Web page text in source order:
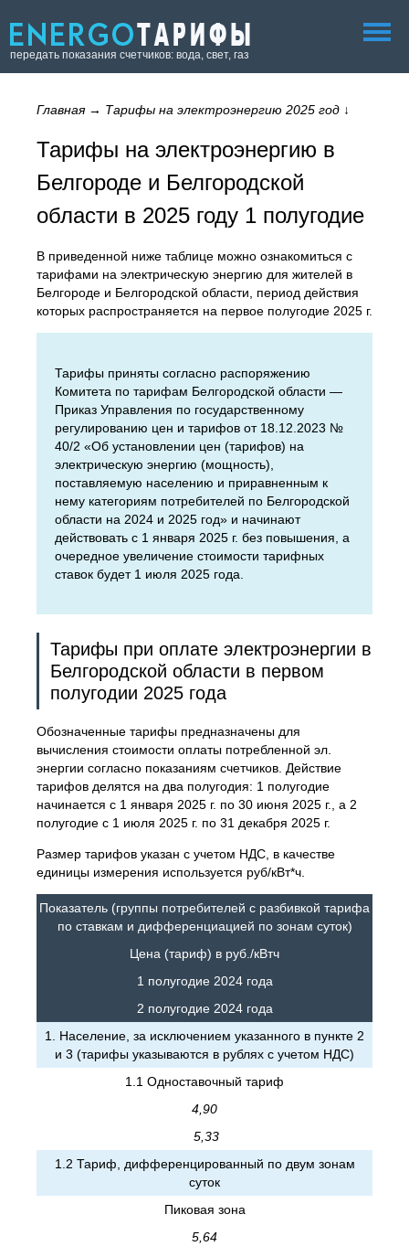
передать показания счетчиков: вода, свет, газ
Главная→ Тарифы на электроэнергию 2025 год ↓
Тарифы на электроэнергию в
Белгороде и Белгородской
области в 2025 году 1 полугодие
В приведенной ниже таблице можно ознакомиться с
тарифами на электрическую энергию для жителей в
Белгороде и Белгородской области, период действия
которых распространяется на первое полугодие 2025 г.
Тарифы приняты согласно распоряжению
Комитета по тарифам Белгородской области —
Приказ Управления по государственному
регулированию цен и тарифов от 18.12.2023 №
40/2 «Об установлении цен (тарифов) на
электрическую энергию (мощность),
поставляемую населению и приравненным к
нему категориям потребителей по Белгородской
области на 2024 и 2025 год» и начинают
действовать с 1 января 2025 г. без повышения, а
очередное увеличение стоимости тарифных
ставок будет 1 июля 2025 года.
Тарифы при оплате электроэнергии в
Белгородской области в первом
полугодии 2025 года
Обозначенные тарифы предназначены для
вычисления стоимости оплаты потребленной эл.
энергии согласно показаниям счетчиков. Действие
тарифов делятся на два полугодия: 1 полугодие
начинается с 1 января 2025 г. по 30 июня 2025 г., а 2
полугодие с 1 июля 2025 г. по 31 декабря 2025 г.
Размер тарифов указан с учетом НДС, в качестве
единицы измерения используется руб/кВт*ч.
Показатель (группы потребителей с разбивкой тарифа
по ставкам и дифференциацией по зонам суток)
Цена (тариф) в руб./кВтч
1 полугодие 2024 года
2 полугодие 2024 года
1. Население, за исключением указанного в пункте 2
и 3 (тарифы указываются в рублях с учетом НДС)
1.1 Одноставочный тариф
4,90
5,33
1.2 Тариф, дифференцированный по двум зонам
суток
Пиковая зона
5,64